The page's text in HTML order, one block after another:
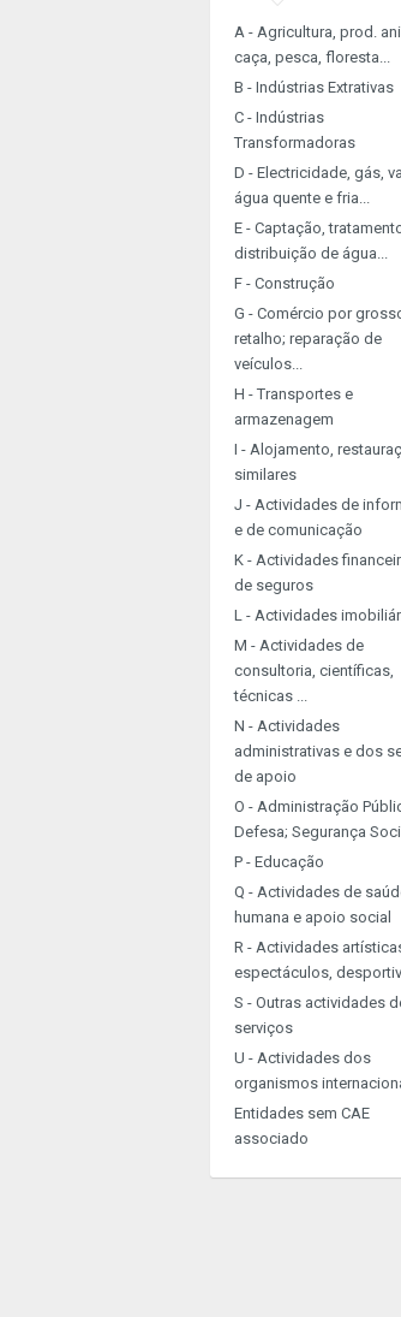
A - Agricultura, prod.
caça, pesca, floresta...
B - Indústrias Extrativas
C - Indústrias
Transformadoras
D - Electricidade, gás,
água quente e fria...
E - Captação,
distribuição de água...
F - Construção
G - Comércio por
retalho; reparação de
veículos...
H - Transportes e
armazenagem
I - Alojamento,
similares
J - Actividades de
e de comunicação
K - Actividades
de seguros
L - Actividades
M - Actividades de
consultoria, científicas,
técnicas ...
N - Actividades
administrativas e dos
de apoio
O - Administração
Defesa; Segurança
P - Educação
Q - Actividades de
humana e apoio social
R - Actividades
espectáculos,
S - Outras actividades
serviços
U - Actividades dos
organismos
Entidades sem CAE
associado